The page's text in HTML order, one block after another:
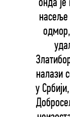
онда је
налази
у